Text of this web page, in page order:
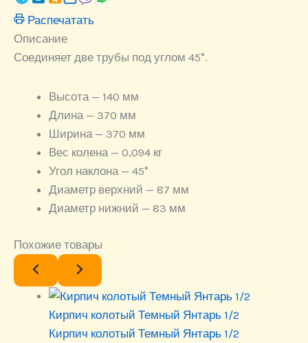
Распечатать
Описание
Соединяет две трубы под углом 45°.
Высота — 140 мм
Длина — 370 мм
Ширина — 370 мм
Вес колена — 0,094 кг
Угол наклона — 45°
Диаметр верхний — 87 мм
Диаметр нижний — 83 мм
Похожие товары
Кирпич колотый Темный Янтарь 1/2
Кирпич колотый Темный Янтарь 1/2